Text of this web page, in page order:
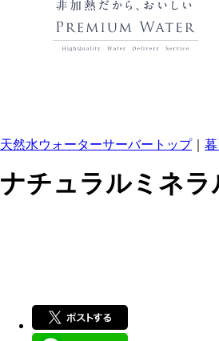
天然水ウォーターサーバートップ｜
ナチュラルミネラ